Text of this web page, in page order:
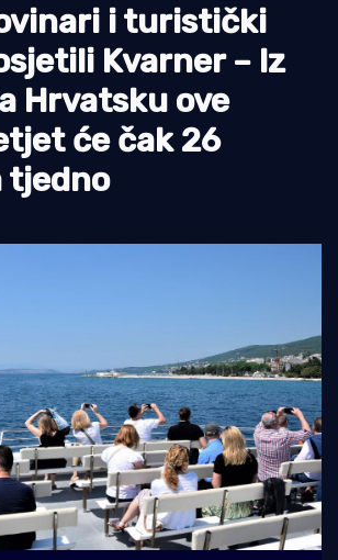
i turistički
Kvarner – Iz
Hrvatsku ove
će čak 26
tjedno